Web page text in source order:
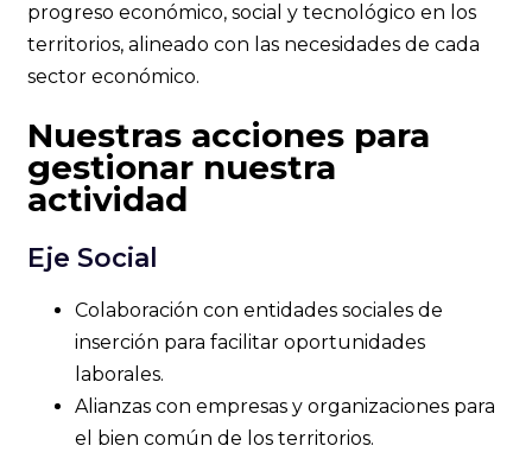
progreso económico, social y tecnológico en los
territorios, alineado con las necesidades de cada
sector económico.
Nuestras acciones para
gestionar nuestra
actividad
Eje Social
Colaboración con entidades sociales de
inserción para facilitar oportunidades
laborales.
Alianzas con empresas y organizaciones para
el bien común de los territorios.